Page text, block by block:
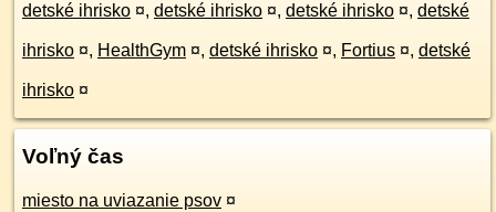
detské ihrisko ¤, detské ihrisko ¤, detské ihrisko ¤, detské
ihrisko ¤, HealthGym ¤, detské ihrisko ¤, Fortius ¤, detské
ihrisko ¤
Voľný čas
miesto na uviazanie psov ¤